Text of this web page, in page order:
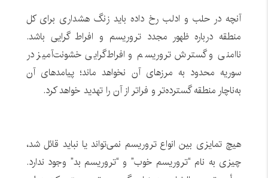
آنچه در حلب و ادلب رخ داده باید زنگ هشداری برای کل
منطقه درباره ظهور مجدد تروریسم و افراط گرایی باشد.
ناامنی و گسترش تروریسم و افراط‌گرایی خشونت‌آمیز در
سوریه محدود به مرزهای آن نخواهد ماند؛ پیامدهای آن
به‌ناچار منطقه گسترده‌تر و فراتر از آن را تهدید خواهد کرد.
هیچ تمایزی بین انواع تروریسم نمی‌تواند یا نباید قائل شد،
چیزی به نام “تروریسم خوب” و “تروریسم بد” وجود ندارد.